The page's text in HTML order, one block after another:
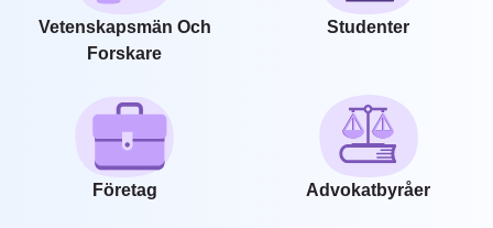
Vetenskapsmän Och
Forskare
Studenter
Företag Advokatbyråer